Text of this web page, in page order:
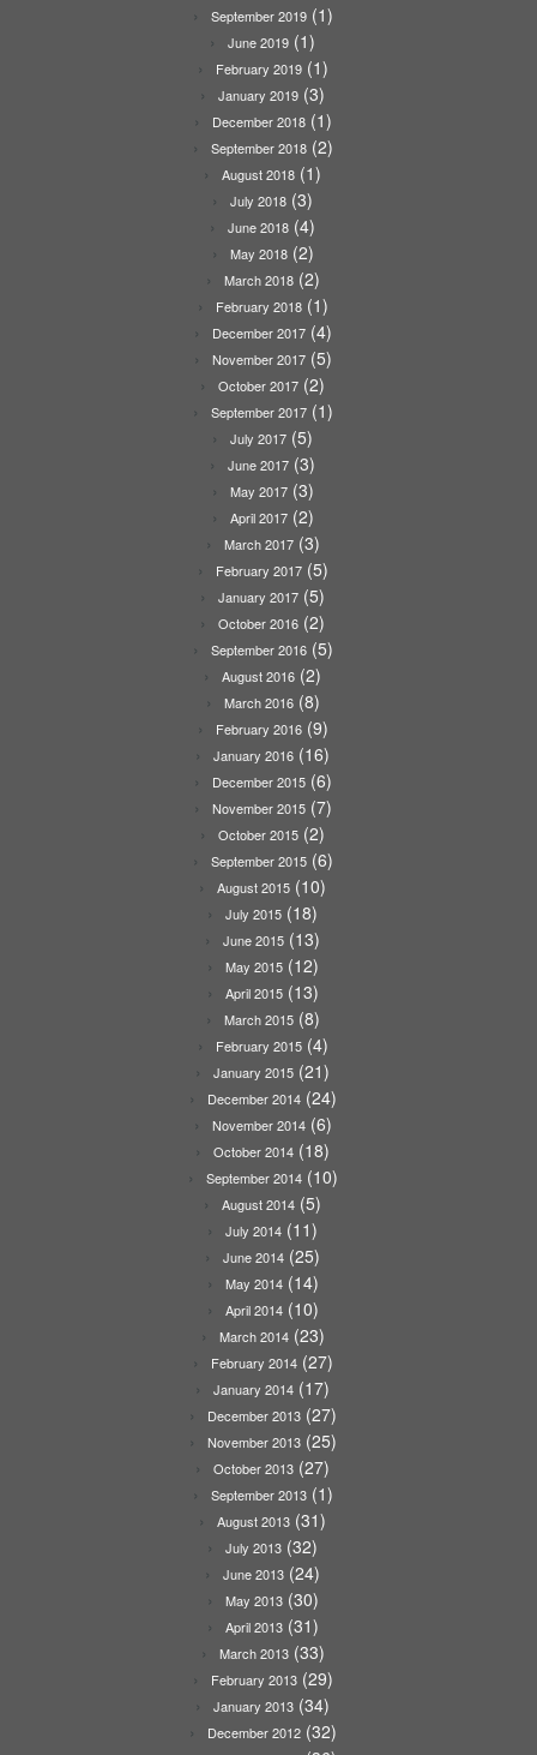
September 2019(1)
June 2019 (1)
February 2019(1)
January 2019 (3)
December 2018(1)
September 2018(2)
August 2018 (1)
July 2018 (3)
June 2018 (4)
May 2018(2)
March 2018(2)
February 2018(1)
December 2017(4)
November 2017(5)
October 2017 (2)
September 2017(1)
July 2017 (5)
June 2017 (3)
May 2017(3)
April 2017(2)
March 2017(3)
February 2017(5)
January 2017 (5)
October 2016 (2)
September 2016(5)
August 2016 (2)
March 2016(8)
February 2016(9)
January 2016 (16)
December 2015(6)
November 2015(7)
October 2015 (2)
September 2015(6)
August 2015 (10)
July 2015 (18)
June 2015 (13)
May 2015(12)
April 2015(13)
March 2015(8)
February 2015(4)
January 2015 (21)
December 2014(24)
November 2014(6)
October 2014 (18)
September 2014(10)
August 2014 (5)
July 2014 (11)
June 2014 (25)
May 2014(14)
April 2014(10)
March 2014(23)
February 2014(27)
January 2014 (17)
December 2013(27)
November 2013(25)
October 2013 (27)
September 2013(1)
August 2013 (31)
July 2013 (32)
June 2013 (24)
May 2013(30)
April 2013(31)
March 2013(33)
February 2013(29)
January 2013 (34)
December 2012(32)